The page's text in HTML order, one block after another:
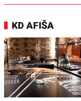
KD AFIŠA